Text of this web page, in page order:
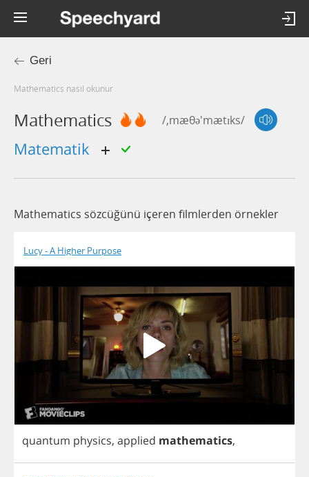
Geri
mathematics nasıl okunur
Mathematics /,mæθə'mætɪks/
matematik
Mathematics sözcüğünü içeren filmlerden örnekler
Lucy - A Higher Purpose
quantum physics, applied mathematics,